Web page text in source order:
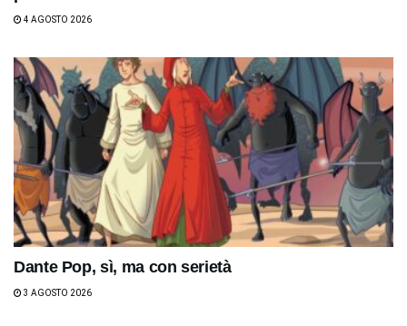
4 AGOSTO 2026
Dante Pop, sì, ma con serietà
3 AGOSTO 2026